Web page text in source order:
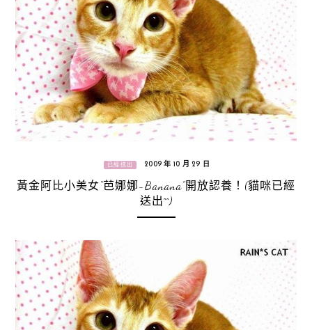
已經送出 2009 年 10 月 29 日
黃金阿比小美女“芭娜娜-Banana”開放認養！(貓咪已經
送出^^)